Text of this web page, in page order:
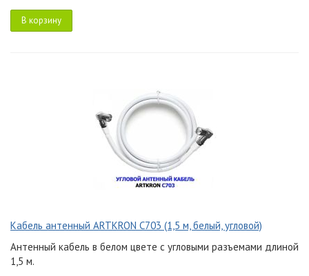
В корзину
Кабель антенный ARTKRON C703 (1,5 м, белый, угловой)
Антенный кабель в белом цвете с угловыми разъемами длиной
1,5 м.